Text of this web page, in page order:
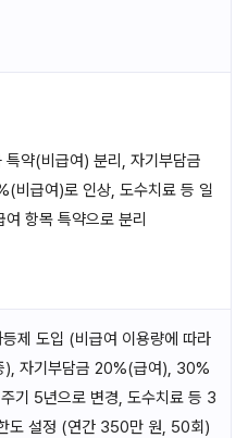
특약(비급여) 분리, 자기부담금
비급여)로 인상, 도수치료 등 일
여 항목 특약으로 분리
제 도입 (비급여 이용량에 따라
), 자기부담금 20%(급여), 30%
기 5년으로 변경, 도수치료 등 3
도 설정 (연간 350만 원, 50회)